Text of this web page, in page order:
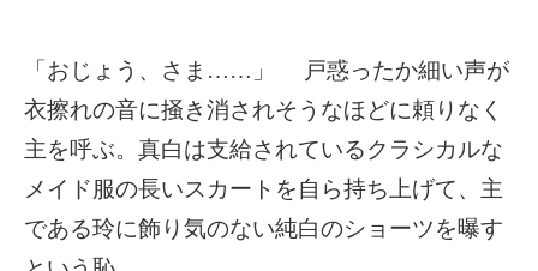
「おじょう、さま……」 戸惑ったか細い声が
衣擦れの音に掻き消されそうなほどに頼りなく
主を呼ぶ。真白は支給されているクラシカルな
メイド服の長いスカートを自ら持ち上げて、主
である玲に飾り気のない純白のショーツを曝す